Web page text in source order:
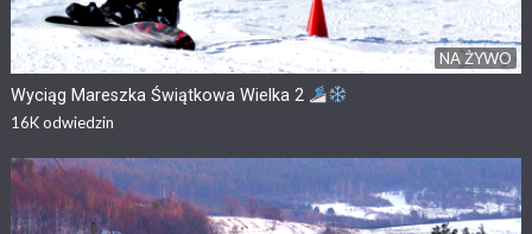
NA ŻYWO
Wyciąg Mareszka Świątkowa Wielka 2
16Kodwiedzin